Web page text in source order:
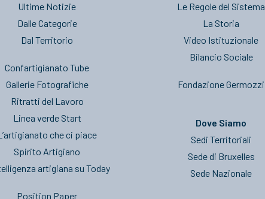
Ultime Notizie
Dalle Categorie
Dal Territorio
Confartigianato Tube
Gallerie Fotografiche
Ritratti del Lavoro
Linea verde Start
che ci piace
Spirito Artigiano
artigiana su Today
Position Paper
Le Regole del Sistema
La Storia
Video Istituzionale
Bilancio Sociale
Fondazione Germozzi
Dove Siamo
Sedi Territoriali
Sede di Bruxelles
Sede Nazionale